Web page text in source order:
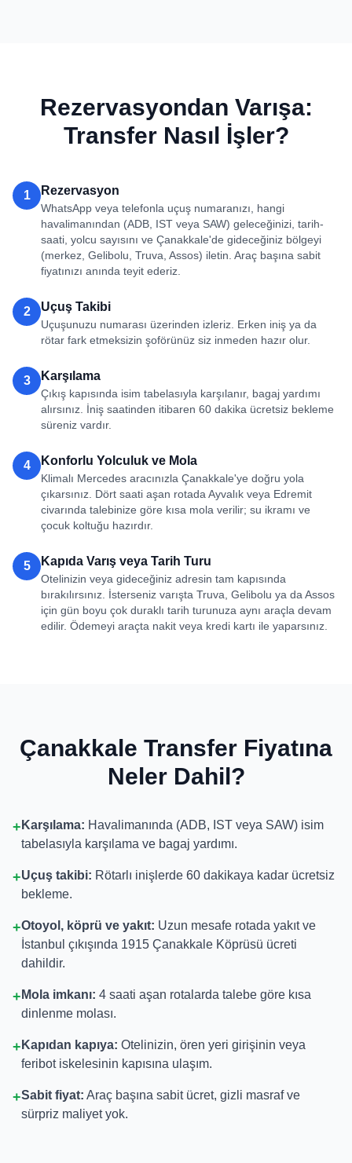
Rezervasyondan Varışa:
Transfer Nasıl İşler?
1 Rezervasyon
WhatsApp veya telefonla uçuş numaranızı, hangi
havalimanından (ADB, IST veya SAW) geleceğinizi, tarih-
saati, yolcu sayısını ve Çanakkale'de gideceğiniz bölgeyi
(merkez, Gelibolu, Truva, Assos) iletin. Araç başına sabit
fiyatınızı anında teyit ederiz.
2 Uçuş Takibi
Uçuşunuzu numarası üzerinden izleriz. Erken iniş ya da
rötar fark etmeksizin şoförünüz siz inmeden hazır olur.
3 Karşılama
Çıkış kapısında isim tabelasıyla karşılanır, bagaj yardımı
alırsınız. İniş saatinden itibaren 60 dakika ücretsiz bekleme
süreniz vardır.
4 Konforlu Yolculuk ve Mola
Klimalı Mercedes aracınızla Çanakkale'ye doğru yola
çıkarsınız. Dört saati aşan rotada Ayvalık veya Edremit
civarında talebinize göre kısa mola verilir; su ikramı ve
çocuk koltuğu hazırdır.
5 Kapıda Varış veya Tarih Turu
Otelinizin veya gideceğiniz adresin tam kapısında
bırakılırsınız. İsterseniz varışta Truva, Gelibolu ya da Assos
için gün boyu çok duraklı tarih turunuza aynı araçla devam
edilir. Ödemeyi araçta nakit veya kredi kartı ile yaparsınız.
Çanakkale Transfer Fiyatına
Neler Dahil?
+ Karşılama: Havalimanında (ADB, IST veya SAW) isim
tabelasıyla karşılama ve bagaj yardımı.
+Uçuş takibi: Rötarlı inişlerde 60 dakikaya kadar ücretsiz
bekleme.
+Otoyol, köprü ve yakıt: Uzun mesafe rotada yakıt ve
İstanbul çıkışında 1915 Çanakkale Köprüsü ücreti
dahildir.
+ Mola imkanı: 4 saati aşan rotalarda talebe göre kısa
dinlenme molası.
+ Kapıdan kapıya: Otelinizin, ören yeri girişinin veya
feribot iskelesinin kapısına ulaşım.
+Sabit fiyat: Araç başına sabit ücret, gizli masraf ve
sürpriz maliyet yok.